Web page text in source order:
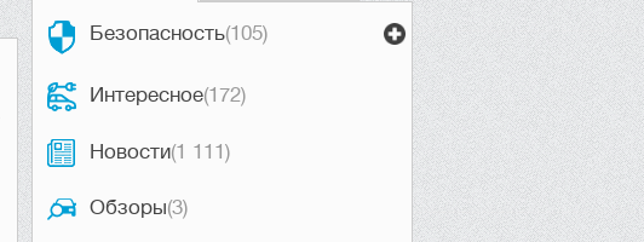
Безопасность(105)
Интересное(172)
Новости(1 111)
Обзоры(3)